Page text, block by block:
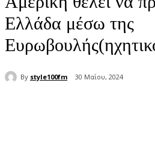
Ελλάδα μέσω της
By style100fm 30 Μαΐου, 2024